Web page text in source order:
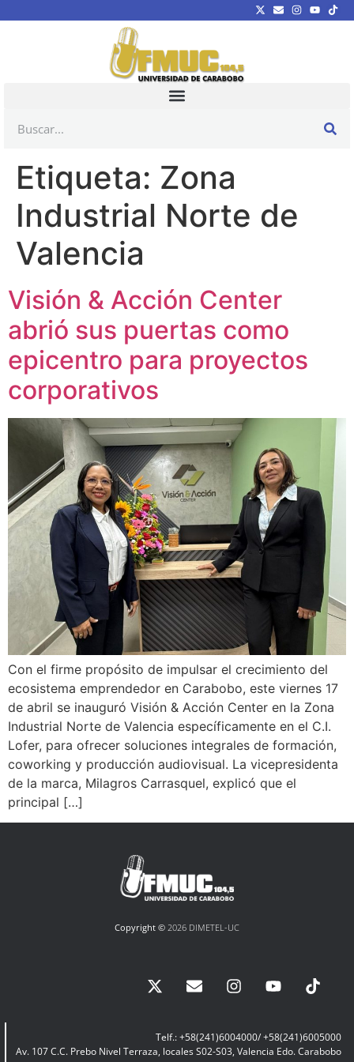
Etiqueta: Zona
Industrial Norte de
Valencia
Visión & Acción Center
abrió sus puertas como
epicentro para proyectos
corporativos
Con el firme propósito de impulsar el crecimiento del
ecosistema emprendedor en Carabobo, este viernes 17
de abril se inauguró Visión & Acción Center en la Zona
Industrial Norte de Valencia específicamente en el C.I.
Lofer, para ofrecer soluciones integrales de formación,
coworking y producción audiovisual. La vicepresidenta
de la marca, Milagros Carrasquel, explicó que el
principal […]
Copyright © 2026 DIMETEL-UC
Telf.: +58(241)6004000/ +58(241)6005000
Av. 107 C.C. Prebo Nivel Terraza, locales S02-S03, Valencia Edo. Carabobo